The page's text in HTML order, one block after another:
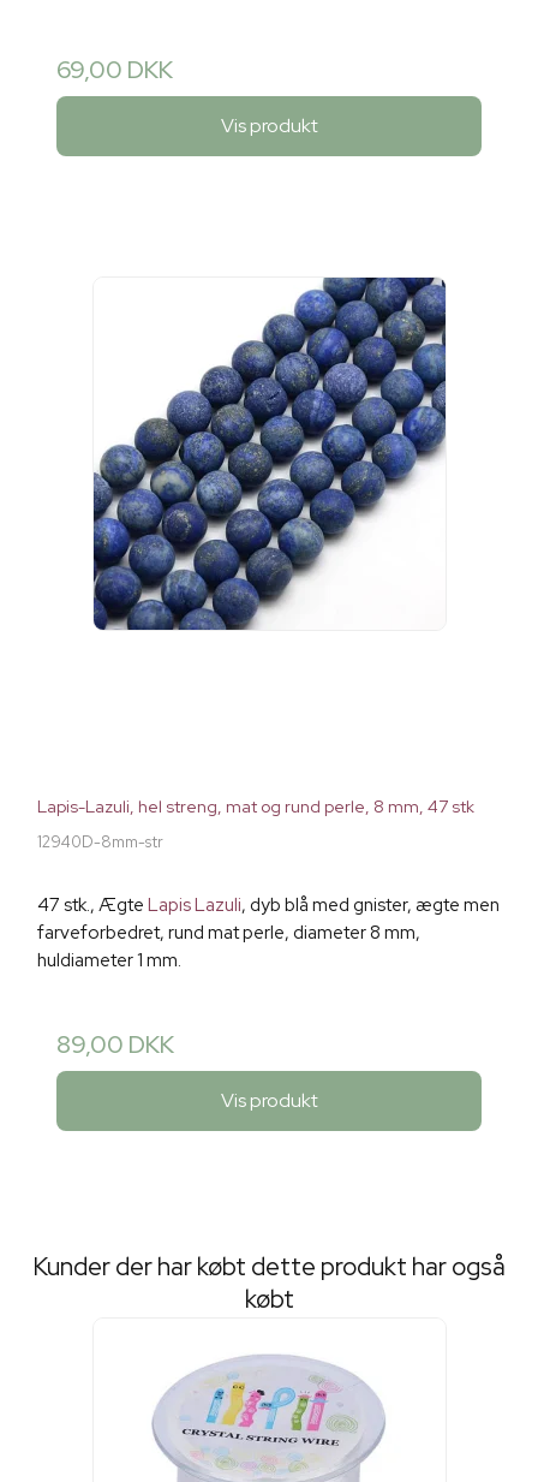
69,00 DKK
Vis produkt
Lapis-Lazuli, hel streng, mat og rund perle, 8 mm, 47 stk
12940D-8mm-str
47 stk., Ægte Lapis Lazuli, dyb blå med gnister, ægte men
farveforbedret, rund mat perle, diameter 8 mm,
huldiameter 1 mm.
89,00 DKK
Vis produkt
Kunder der har købt dette produkt har også
købt